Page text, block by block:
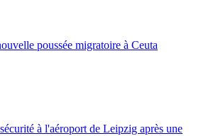
poussée migratoire à Ceuta
à l'aéroport de Leipzig après une